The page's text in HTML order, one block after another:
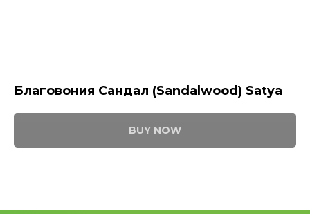
Благовония Сандал (Sandalwood) Satya
BUY NOW